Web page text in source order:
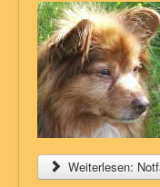
Weiterlesen: